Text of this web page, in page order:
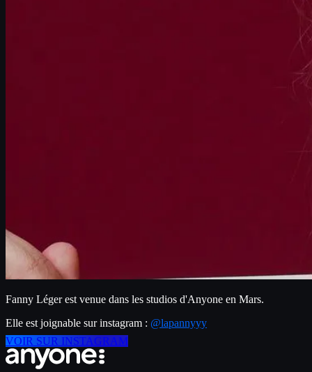
Fanny Léger est venue dans les studios d'Anyone en Mars.
Elle est joignable sur instagram : @lapannyyy
VOIR SUR INSTAGRAM